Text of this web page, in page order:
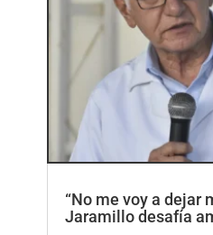
“No me voy a dejar
Jaramillo desafía